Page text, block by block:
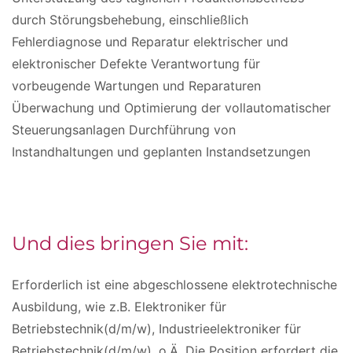
durch Störungsbehebung, einschließlich
Fehlerdiagnose und Reparatur elektrischer und
elektronischer Defekte Verantwortung für
vorbeugende Wartungen und Reparaturen
Überwachung und Optimierung der vollautomatischer
Steuerungsanlagen Durchführung von
Instandhaltungen und geplanten Instandsetzungen
Und dies bringen Sie mit:
Erforderlich ist eine abgeschlossene elektrotechnische
Ausbildung, wie z.B. Elektroniker für
Betriebstechnik(d/m/w), Industrieelektroniker für